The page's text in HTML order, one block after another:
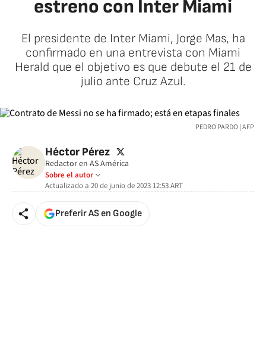
estreno con Inter Miami
El presidente de Inter Miami, Jorge Mas, ha
confirmado en una entrevista con Miami
Herald que el objetivo es que debute el 21 de
julio ante Cruz Azul.
PEDRO PARDO | AFP
Héctor Pérez twitter
Redactor en AS América
Sobre el autor
Actualizado a 20 de junio de 2023 12:53ART
Preferir AS en Google